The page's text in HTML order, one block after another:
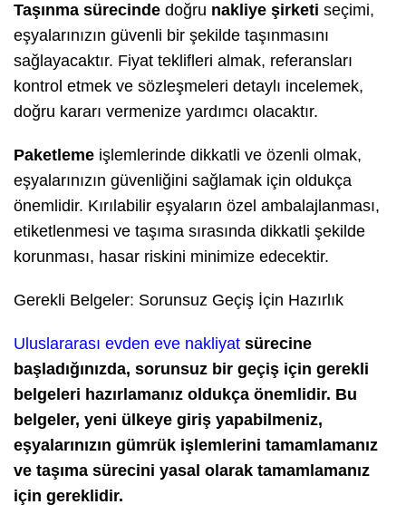
Taşınma sürecinde doğru nakliye şirketi seçimi,
eşyalarınızın güvenli bir şekilde taşınmasını
sağlayacaktır. Fiyat teklifleri almak, referansları
kontrol etmek ve sözleşmeleri detaylı incelemek,
doğru kararı vermenize yardımcı olacaktır.
Paketleme işlemlerinde dikkatli ve özenli olmak,
eşyalarınızın güvenliğini sağlamak için oldukça
önemlidir. Kırılabilir eşyaların özel ambalajlanması,
etiketlenmesi ve taşıma sırasında dikkatli şekilde
korunması, hasar riskini minimize edecektir.
Gerekli Belgeler: Sorunsuz Geçiş İçin Hazırlık
Uluslararası evden eve nakliyat sürecine
başladığınızda, sorunsuz bir geçiş için gerekli
belgeleri hazırlamanız oldukça önemlidir. Bu
belgeler, yeni ülkeye giriş yapabilmeniz,
eşyalarınızın gümrük işlemlerini tamamlamanız
ve taşıma sürecini yasal olarak tamamlamanız
için gereklidir.